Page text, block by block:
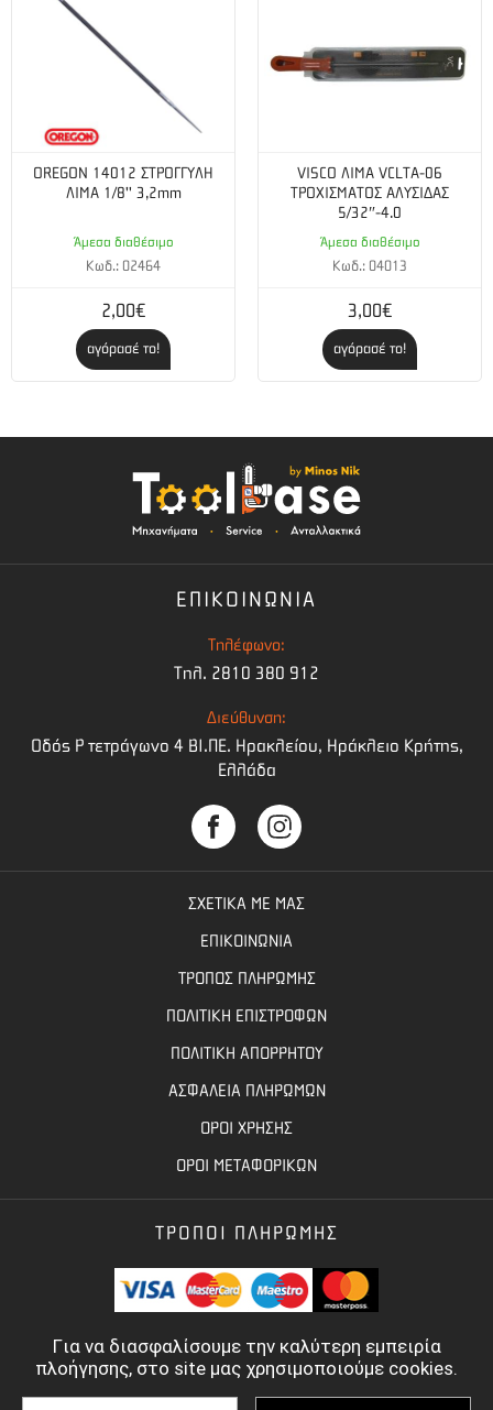
Για να διασφαλίσουμε την καλύτερη εμπειρία
πλοήγησης, στο site μας χρησιμοποιούμε cookies.
OREGON 14012 ΣΤΡΟΓΓΥΛΗ
ΛΙΜΑ 1/8'' 3,2mm
Άμεσα διαθέσιμο
Κωδ.: 02464
2,00€
αγόρασέ το!
VISCO ΛΙΜΑ VCLTA-06
ΤΡΟΧΙΣΜΑΤΟΣ ΑΛΥΣΙΔΑΣ
5/32″-4.0
Άμεσα διαθέσιμο
Κωδ.: 04013
3,00€
αγόρασέ το!
ΕΠΙΚΟΙΝΩΝΙΑ
Τηλέφωνο:
Τηλ. 2810 380 912
Διεύθυνση:
Οδός Ρ τετράγωνο 4 BI.ΠΕ. Ηρακλείου, Ηράκλειο Κρήτης,
Ελλάδα
ΣΧΕΤΙΚΑ ΜΕ ΜΑΣ
ΕΠΙΚΟΙΝΩΝΙΑ
ΤΡΟΠΟΣ ΠΛΗΡΩΜΗΣ
ΠΟΛΙΤΙΚΗ ΕΠΙΣΤΡΟΦΩΝ
ΠΟΛΙΤΙΚΗ ΑΠΟΡΡΗΤΟΥ
ΑΣΦΑΛΕΙΑ ΠΛΗΡΩΜΩΝ
ΟΡΟΙ ΧΡΗΣΗΣ
ΟΡΟΙ ΜΕΤΑΦΟΡΙΚΩΝ
ΤΡΟΠΟΙ ΠΛΗΡΩΜΗΣ